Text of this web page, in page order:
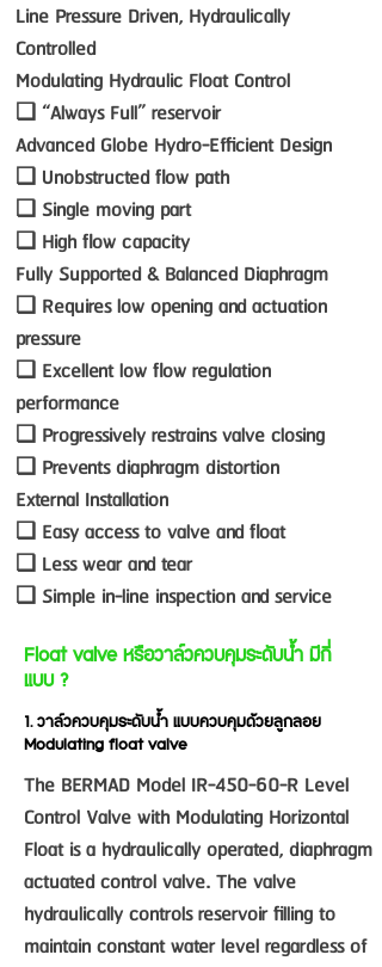
Line Pressure Driven, Hydraulically
Controlled
Modulating Hydraulic Float Control
❏ “Always Full” reservoir
Advanced Globe Hydro-Efficient Design
❏ Unobstructed flow path
❏ Single moving part
❏ High flow capacity
Fully Supported & Balanced Diaphragm
❏ Requires low opening and actuation
pressure
❏ Excellent low flow regulation
performance
❏ Progressively restrains valve closing
❏ Prevents diaphragm distortion
External Installation
❏ Easy access to valve and float
❏ Less wear and tear
❏ Simple in-line inspection and service
Float valve หรือวาล์วควบคุมระดับน้ำ มีกี่
แบบ ?
1. วาล์วควบคุมระดับน้ำ แบบควบคุมด้วยลูกลอย
Modulating float valve
The BERMAD Model IR-450-60-R Level
Control Valve with Modulating Horizontal
Float is a hydraulically operated, diaphragm
actuated control valve. The valve
hydraulically controls reservoir filling to
maintain constant water level regardless of